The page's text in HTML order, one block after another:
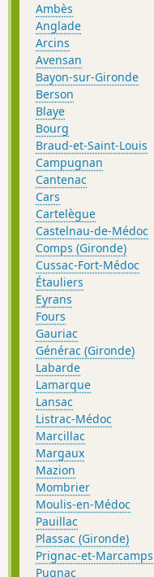
Ambès
Anglade
Arcins
Avensan
Bayon-sur-Gironde
Berson
Blaye
Bourg
Braud-et-Saint-Louis
Campugnan
Cantenac
Cars
Cartelègue
Castelnau-de-Médoc
Comps (Gironde)
Cussac-Fort-Médoc
Étauliers
Eyrans
Fours
Gauriac
Générac (Gironde)
Labarde
Lamarque
Lansac
Listrac-Médoc
Marcillac
Margaux
Mazion
Mombrier
Moulis-en-Médoc
Pauillac
Plassac (Gironde)
Prignac-et-Marcamps
Pugnac